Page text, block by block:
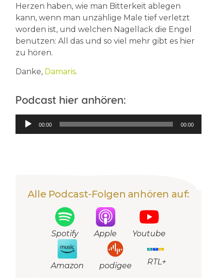
Herzen haben, wie man Bitterkeit ablegen
kann, wenn man unzählige Male tief verletzt
worden ist, und welchen Nagellack die Engel
benutzen: All das und so viel mehr gibt es hier
zu hören.
Danke, Damaris.
Podcast hier anhören:
Audio-
00:00 00:00
Alle Podcast-Folgen anhören auf:
Spotify Apple Youtube
Amazon podigee RTL+